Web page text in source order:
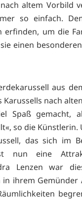
altem Vorbild
so einfach.
erfinden, um die
einen
aus
Karussells nach
Spaß gemacht,
so die Künstlerin.
das sich im
nun eine
Lenzen war
ihrem Gemünder